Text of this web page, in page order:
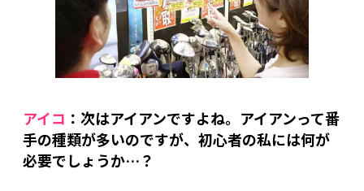
アイコ ：次はアイアンですよね。アイアンって番
手の種類が多いのですが、初心者の私には何が
必要でしょうか…？